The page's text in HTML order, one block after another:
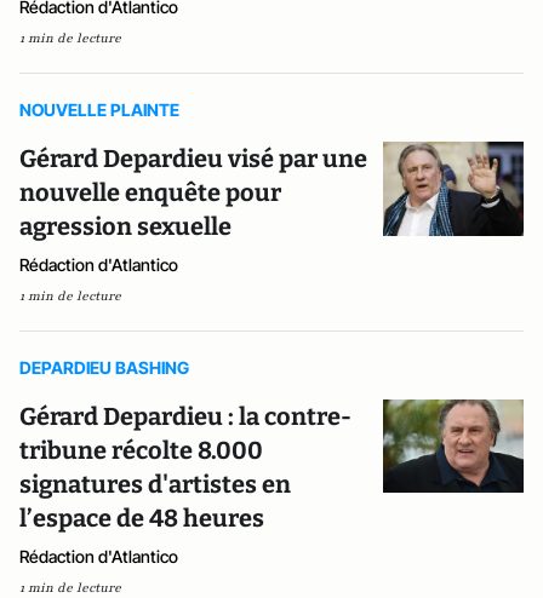
Rédaction d'Atlantico
1 min de lecture
NOUVELLE PLAINTE
Gérard Depardieu visé par une
nouvelle enquête pour
agression sexuelle
Rédaction d'Atlantico
1 min de lecture
DEPARDIEU BASHING
Gérard Depardieu : la contre-
tribune récolte 8.000
signatures d'artistes en
l’espace de 48 heures
Rédaction d'Atlantico
1 min de lecture